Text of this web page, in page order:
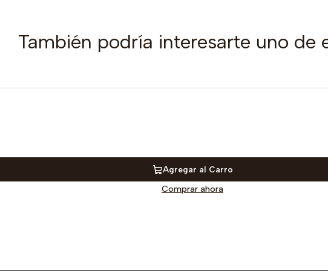
También podría interesarte uno de
Agregar al Carro
Comprar ahora